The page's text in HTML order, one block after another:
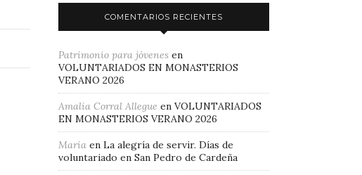
COMENTARIOS RECIENTES
Patrimonio para jóvenes en
VOLUNTARIADOS EN MONASTERIOS
VERANO 2026
Amalia Corral Allegue en VOLUNTARIADOS
EN MONASTERIOS VERANO 2026
Maria en La alegría de servir. Días de
voluntariado en San Pedro de Cardeña